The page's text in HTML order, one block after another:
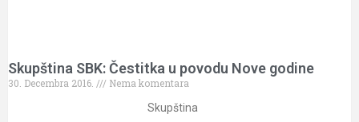
Skupština SBK: Čestitka u povodu Nove godine
30. Decembra 2016.
Nema komentara
Skupština